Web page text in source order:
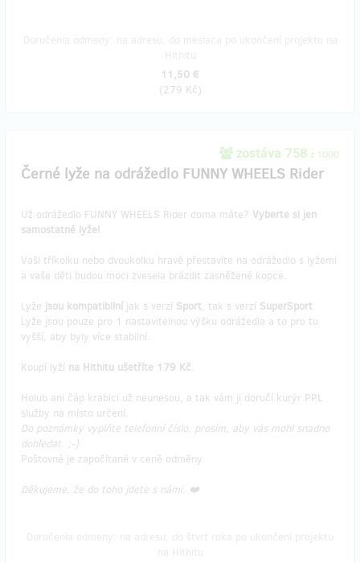
11,50 €
(279 Kč)
zostáva 758 z 1000
Černé lyže na odrážedlo FUNNY WHEELS Rider
Už odrážedlo FUNNY WHEELS Rider doma máte? Vyberte si jen
samostatné lyže!
Vaši tříkolku nebo dvoukolku hravě přestavíte na odrážedlo s lyžemi
a vaše děti budou moci zvesela brázdit zasněžené kopce.
Lyže jsou kompatibilní jak s verzí Sport, tak s verzí SuperSport.
Lyže jsou pouze pro 1 nastavitelnou výšku odrážedla a to pro tu
vyšší, aby byly více stabilní.
Koupí lyží na Hithitu ušetříte 179 Kč.
Holub ani čáp krabici už neunesou, a tak vám ji doručí kurýr PPL
služby na místo určení.
Do poznámky vyplňte telefonní číslo, prosím, aby vás mohl snadno
dohledat. ;-)
Poštovné je započítané v ceně odměny.
Děkujeme, že do toho jdete s námi. ❤️